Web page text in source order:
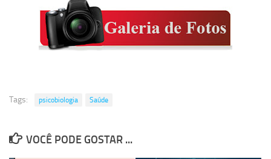
Geciane Silveira Porto
Maria Paula Costa Bertran
Professor Sênior
Tags: psicobiologia Saúde
VOCÊ PODE GOSTAR ...